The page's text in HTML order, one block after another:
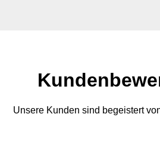
Unsere Kunden sind begeistert